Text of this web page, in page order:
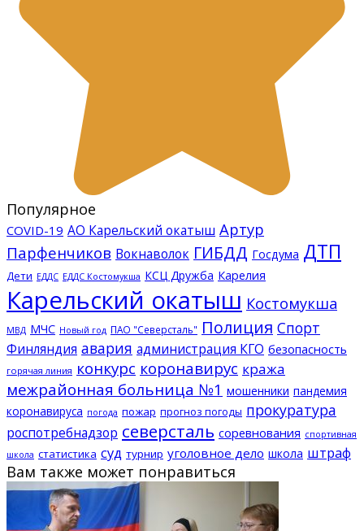
Популярное
COVID-19 АО Карельский окатыш Артур
Парфенчиков Вокнаволок ГИБДД Госдума ДТП
Дети ЕДДС ЕДДС Костомукша КСЦ Дружба Карелия
Карельский окатыш Костомукша
МВД МЧС Новый год ПАО "Северсталь" Полиция Спорт
Финляндия авария администрация КГО безопасность
горячая линия конкурс коронавирус кража
межрайонная больница №1 мошенники пандемия
коронавируса погода пожар прогноз погоды прокуратура
роспотребнадзор северсталь соревнования спортивная
школа статистика суд турнир уголовное дело школа штраф
Вам также может понравиться